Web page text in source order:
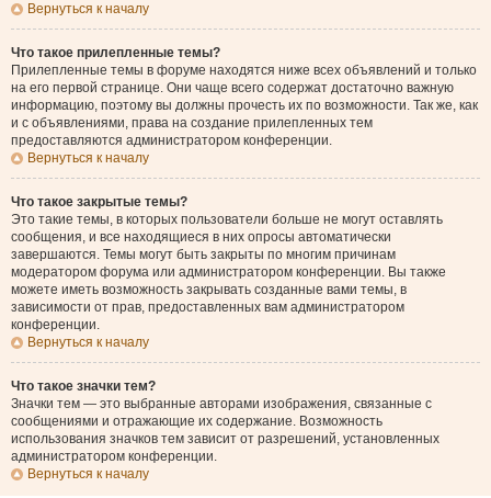
Вернуться к началу
Что такое прилепленные темы?
Прилепленные темы в форуме находятся ниже всех объявлений и только
на его первой странице. Они чаще всего содержат достаточно важную
информацию, поэтому вы должны прочесть их по возможности. Так же, как
и с объявлениями, права на создание прилепленных тем
предоставляются администратором конференции.
Вернуться к началу
Что такое закрытые темы?
Это такие темы, в которых пользователи больше не могут оставлять
сообщения, и все находящиеся в них опросы автоматически
завершаются. Темы могут быть закрыты по многим причинам
модератором форума или администратором конференции. Вы также
можете иметь возможность закрывать созданные вами темы, в
зависимости от прав, предоставленных вам администратором
конференции.
Вернуться к началу
Что такое значки тем?
Значки тем — это выбранные авторами изображения, связанные с
сообщениями и отражающие их содержание. Возможность
использования значков тем зависит от разрешений, установленных
администратором конференции.
Вернуться к началу